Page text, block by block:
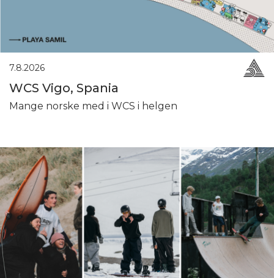
7.8.2026
WCS Vigo, Spania
Mange norske med i WCS i helgen